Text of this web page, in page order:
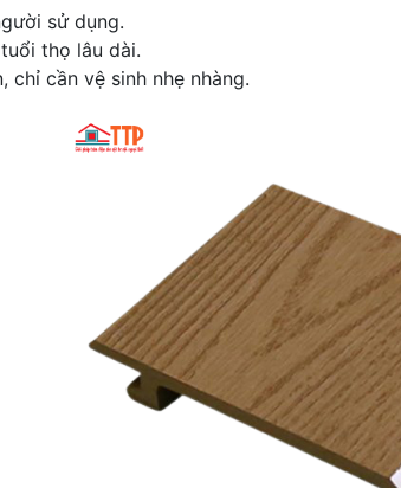
sử dụng.
thọ lâu dài.
chỉ cần vệ sinh nhẹ nhàng.